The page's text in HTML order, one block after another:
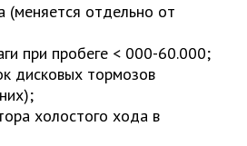
(меняется отдельно от
при пробеге < 000-60.000;
дисковых тормозов
холостого хода в